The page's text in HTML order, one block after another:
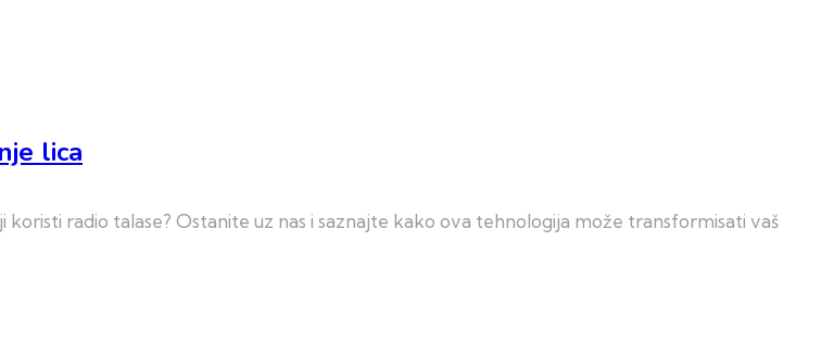
lica
radio talase? Ostanite uz nas i saznajte kako ova tehnologija može transformisati vaš